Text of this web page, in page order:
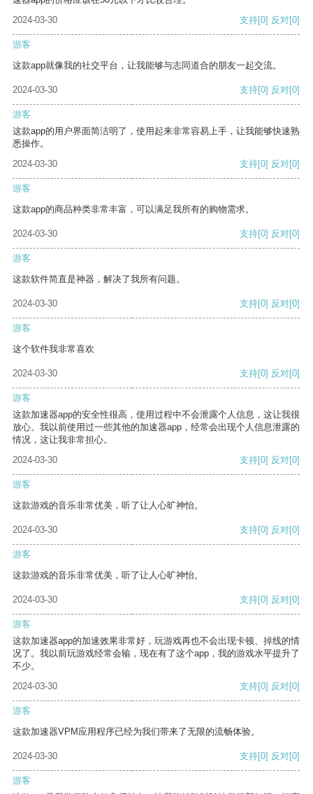
2024-03-30
支持[0] 反对[0]
游客
这款app就像我的社交平台，让我能够与志同道合的朋友一起交流。
2024-03-30 支持[0] 反对[0]
游客
这款app的用户界面简洁明了，使用起来非常容易上手，让我能够快速熟
悉操作。
2024-03-30
支持[0] 反对[0]
游客
这款app的商品种类非常丰富，可以满足我所有的购物需求。
2024-03-30 支持[0] 反对[0]
游客
这款软件简直是神器，解决了我所有问题。
2024-03-30 支持[0] 反对[0]
游客
这个软件我非常喜欢
2024-03-30 支持[0] 反对[0]
游客
这款加速器app的安全性很高，使用过程中不会泄露个人信息，这让我很
放心。我以前使用过一些其他的加速器app，经常会出现个人信息泄露的
情况，这让我非常担心。
2024-03-30
支持[0] 反对[0]
游客
这款游戏的音乐非常优美，听了让人心旷神怡。
2024-03-30 支持[0] 反对[0]
游客
这款游戏的音乐非常优美，听了让人心旷神怡。
2024-03-30 支持[0] 反对[0]
游客
这款加速器app的加速效果非常好，玩游戏再也不会出现卡顿、掉线的情
况了。我以前玩游戏经常会输，现在有了这个app，我的游戏水平提升了
不少。
2024-03-30
支持[0] 反对[0]
游客
这款加速器VPM应用程序已经为我们带来了无限的流畅体验。
2024-03-30 支持[0] 反对[0]
游客